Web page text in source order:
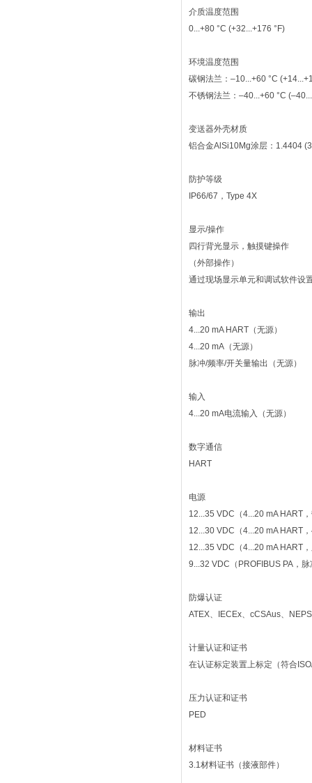
介质温度范围
0...+80 °C (+32...+176 °F)
环境温度范围
碳钢法兰：–10...+60 °C
不锈钢法兰：–40...+60 °C
变送器外壳材质
铝合金AlSi10Mg涂层：1.4404
防护等级
IP66/67，Type 4X
显示/操作
四行背光显示，触摸键操作
（外部操作）
通过现场显示单元和调试软件设
输出
4...20 mA HART（无源）
4...20 mA（无源）
脉冲/频率/开关量输出（无源）
输入
4...20 mA电流输入（无源）
数字通信
HART
电源
12...35 VDC（4...20 mA HART
12...30 VDC（4...20 mA HART
12...35 VDC（4...20 mA HART
9...32 VDC（PROFIBUS PA，
防爆认证
ATEX、IECEx、cCSAus、
计量认证和证书
在认证标定装置上标定（符合
压力认证和证书
PED
材料证书
3.1材料证书（接液部件）